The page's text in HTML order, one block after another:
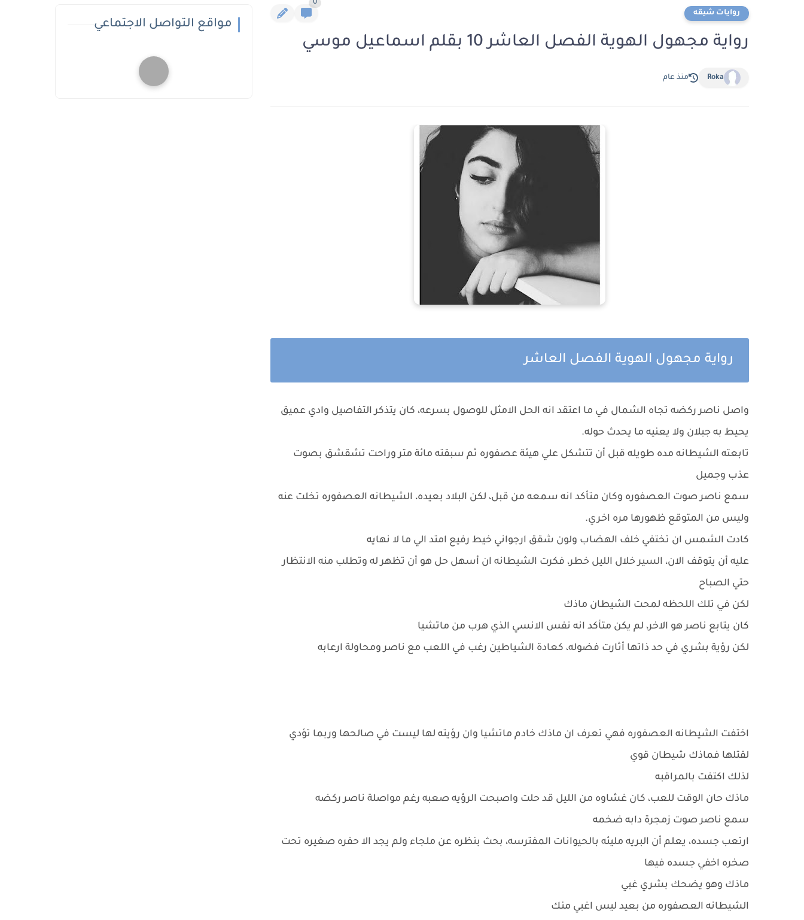
روايات شيقه
0
رواية مجهول الهوية الفصل العاشر 10 بقلم اسماعيل موسي
Roka منذ عام
رواية مجهول الهوية الفصل العاشر
واصل ناصر ركضه تجاه الشمال في ما اعتقد انه الحل الامثل للوصول بسرعه، كان يتذكر التفاصيل وادي عميق
يحيط به جبلان ولا يعنيه ما يحدث حوله.
تابعته الشيطانه مده طويله قبل أن تتشكل علي هيئة عصفوره ثم سبقته مائة متر وراحت تشقشق بصوت
عذب وجميل
سمع ناصر صوت العصفوره وكان متأكد انه سمعه من قبل، لكن البلاد بعيده، الشيطانه العصفوره تخلت عنه
وليس من المتوقع ظهورها مره اخري.
كادت الشمس ان تختفي خلف الهضاب ولون شقق ارجواني خيط رفيع امتد الي ما لا نهايه
عليه أن يتوقف الان، السير خلال الليل خطر، فكرت الشيطانه ان أسهل حل هو أن تظهر له وتطلب منه الانتظار
حتي الصباح
لكن في تلك اللحظه لمحت الشيطان ماذك
كان يتابع ناصر هو الاخر، لم يكن متأكد انه نفس الانسي الذي هرب من ماتشيا
لكن رؤية بشري في حد ذاتها أثارت فضوله، كعادة الشياطين رغب في اللعب مع ناصر ومحاولة ارعابه
اختفت الشيطانه العصفوره فهي تعرف ان ماذك خادم ماتشيا وان رؤيته لها ليست في صالحها وربما تؤدي
لقتلها فماذك شيطان قوي
لذلك اكتفت بالمراقبه
ماذك حان الوقت للعب، كان غشاوه من الليل قد حلت واصبحت الرؤيه صعبه رغم مواصلة ناصر ركضه
سمع ناصر صوت زمجرة دابه ضخمه
ارتعب جسده، يعلم أن البريه مليئه بالحيوانات المفترسه، بحث بنظره عن ملجاء ولم يجد الا حفره صغيره تحت
صخره اخفي جسده فيها
ماذك وهو يضحك بشري غبي
الشيطانه العصفوره من بعيد ليس اغبي منك
مواقع التواصل الاجتماعي